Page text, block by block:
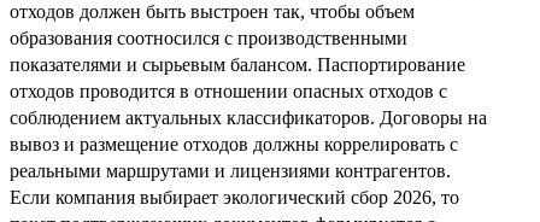
отходов должен быть выстроен так, чтобы объем
образования соотносился с производственными
показателями и сырьевым балансом. Паспортирование
отходов проводится в отношении опасных отходов с
соблюдением актуальных классификаторов. Договоры на
вывоз и размещение отходов должны коррелировать с
реальными маршрутами и лицензиями контрагентов.
Если компания выбирает экологический сбор 2026, то